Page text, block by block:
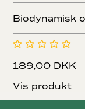
Biodynamisk
189,00 DKK
Vis produkt